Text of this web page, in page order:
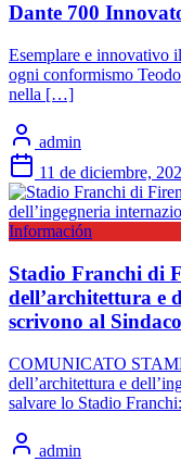
Dante 700
Esemplare e innovativo
ogni conformismo
nella […]
admin
11 de diciembre,
Información
Stadio Franchi di
dell’architettura e
scrivono al
COMUNICATO
dell’architettura e
salvare lo Stadio
admin